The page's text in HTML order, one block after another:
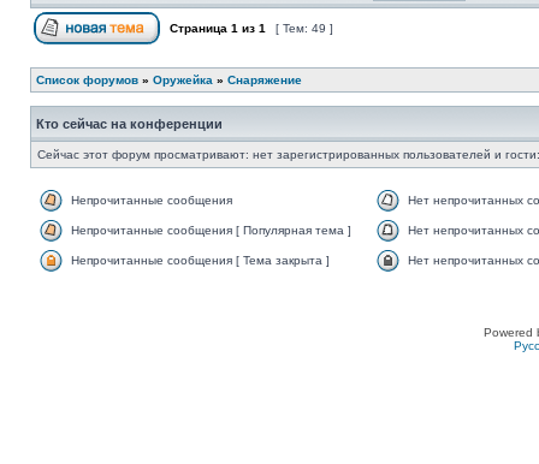
Страница 1 из 1 [ Тем: 49 ]
Список форумов » Оружейка » Снаряжение
Кто сейчас на конференции
Сейчас этот форум просматривают: нет зарегистрированных пользователей и
Непрочитанные сообщения Нет непрочитанных
Непрочитанные сообщения [ Популярная тема ] Нет непрочитанных
Непрочитанные сообщения [ Тема закрыта ] Нет непрочитанных
Powered